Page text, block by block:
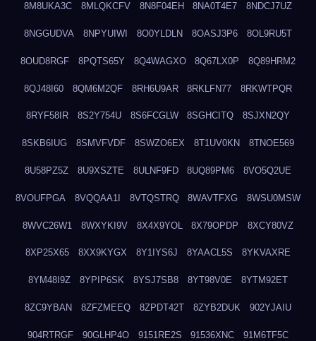
8M8UKA3C 8MLQKCFV 8N8F04EH 8NA0T4E7 8NDCJ7UZ
8NGGUDVA 8NPYUIWI 8O0YLDLN 8OASJ3P6 8OL9RU5T
8OUD8RGF 8PQTS65Y 8Q4WAGXO 8Q67LX0P 8Q89HRM2
8QJ48I60 8QM6M2QF 8RH6U9AR 8RKLFN77 8RKWTPQR
8RYF58IR 8S2Y754U 8S6FCGLW 8SGHCITQ 8SJXN2QY
8SKB6IUG 8SMVFVDF 8SWZO6EX 8T1UV0KN 8TNOE569
8U58PZ5Z 8U9XSZTE 8ULNF9FD 8UQ89PM6 8VO5Q2UE
8VOUFPGA 8VQQAA1I 8VTQSTRQ 8WAVTFXG 8WSU0MSW
8WVC26W1 8WXYKI9V 8X4X9YOL 8X79OPDP 8XCY80VZ
8XP25X65 8XX9KYGX 8Y1IYS6J 8YAACL5S 8YKVAXRE
8YM48I9Z 8YPIP6SK 8YSJ7SB8 8YT98V0E 8YTM92ET
8ZC9YBAN 8ZFZMEEQ 8ZPDT42T 8ZYB2DUK 902YJAIU
904RTRGF 90GLHP4O 9151RE2S 91536XNC 91M6TF5C